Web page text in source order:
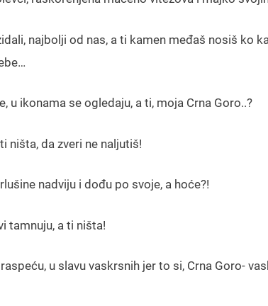
najbolji od nas, a ti kamen međaš nosiš ko
u ikonama se ogledaju, a ti, moja Crna Goro..?
ništa, da zveri ne naljutiš!
nadviju i dođu po svoje, a hoće?!
tamnuju, a ti ništa!
u slavu vaskrsnih jer to si, Crna Goro-